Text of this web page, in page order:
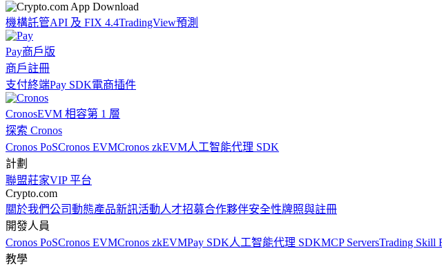
機構託管API 及 FIX 4.4TradingView預測
Pay商戶版
商戶註冊
支付終端Pay SDK電商插件
CronosEVM 相容第 1 層
探索 Cronos
Cronos PoSCronos EVMCronos zkEVM人工智能代理 SDK
計劃
聯盟莊家VIP 平台
Crypto.com
關於我們公司動態產品新訊活動人才招募合作夥伴安全性牌照與註冊
開發人員
Cronos PoSCronos EVMCronos zkEVMPay SDK人工智能代理 SDKMCP ServersTrading Skill
教學